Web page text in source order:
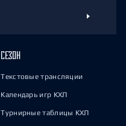
СЕЗОН
Текстовые трансляции
Календарь игр КХЛ
Турнирные таблицы КХЛ